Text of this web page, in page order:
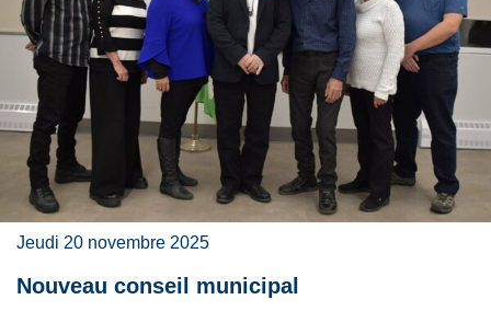
Jeudi 20 novembre 2025
Nouveau conseil municipal